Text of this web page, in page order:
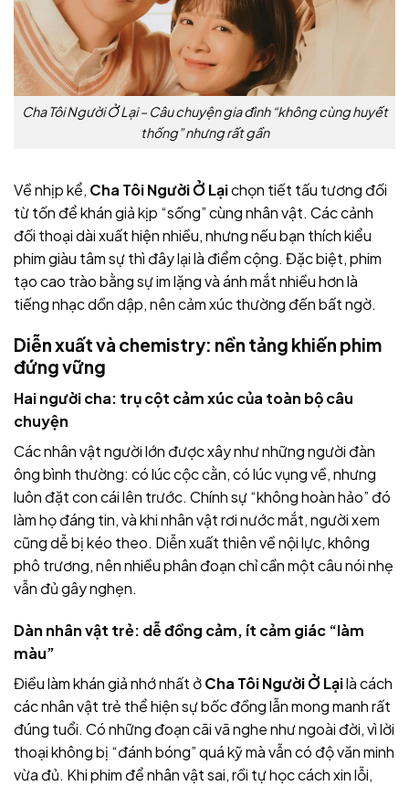
Cha Tôi Người Ở Lại – Câu chuyện gia đình “không cùng huyết
thống” nhưng rất gần
Về nhịp kể, Cha Tôi Người Ở Lạichọn tiết tấu tương đối
từ tốn để khán giả kịp “sống” cùng nhân vật. Các cảnh
đối thoại dài xuất hiện nhiều, nhưng nếu bạn thích kiểu
phim giàu tâm sự thì đây lại là điểm cộng. Đặc biệt, phim
tạo cao trào bằng sự im lặng và ánh mắt nhiều hơn là
tiếng nhạc dồn dập, nên cảm xúc thường đến bất ngờ.
Diễn xuất và chemistry: nền tảng khiến phim
đứng vững
Hai người cha: trụ cột cảm xúc của toàn bộ câu
chuyện
Các nhân vật người lớn được xây như những người đàn
ông bình thường: có lúc cộc cằn, có lúc vụng về, nhưng
luôn đặt con cái lên trước. Chính sự “không hoàn hảo” đó
làm họ đáng tin, và khi nhân vật rơi nước mắt, người xem
cũng dễ bị kéo theo. Diễn xuất thiên về nội lực, không
phô trương, nên nhiều phân đoạn chỉ cần một câu nói nhẹ
vẫn đủ gây nghẹn.
Dàn nhân vật trẻ: dễ đồng cảm, ít cảm giác “làm
màu”
Điều làm khán giả nhớ nhất ởCha Tôi Người Ở Lạilà cách
các nhân vật trẻ thể hiện sự bốc đồng lẫn mong manh rất
đúng tuổi. Có những đoạn cãi vã nghe như ngoài đời, vì lời
thoại không bị “đánh bóng” quá kỹ mà vẫn có độ văn minh
vừa đủ. Khi phim để nhân vật sai, rồi tự học cách xin lỗi,